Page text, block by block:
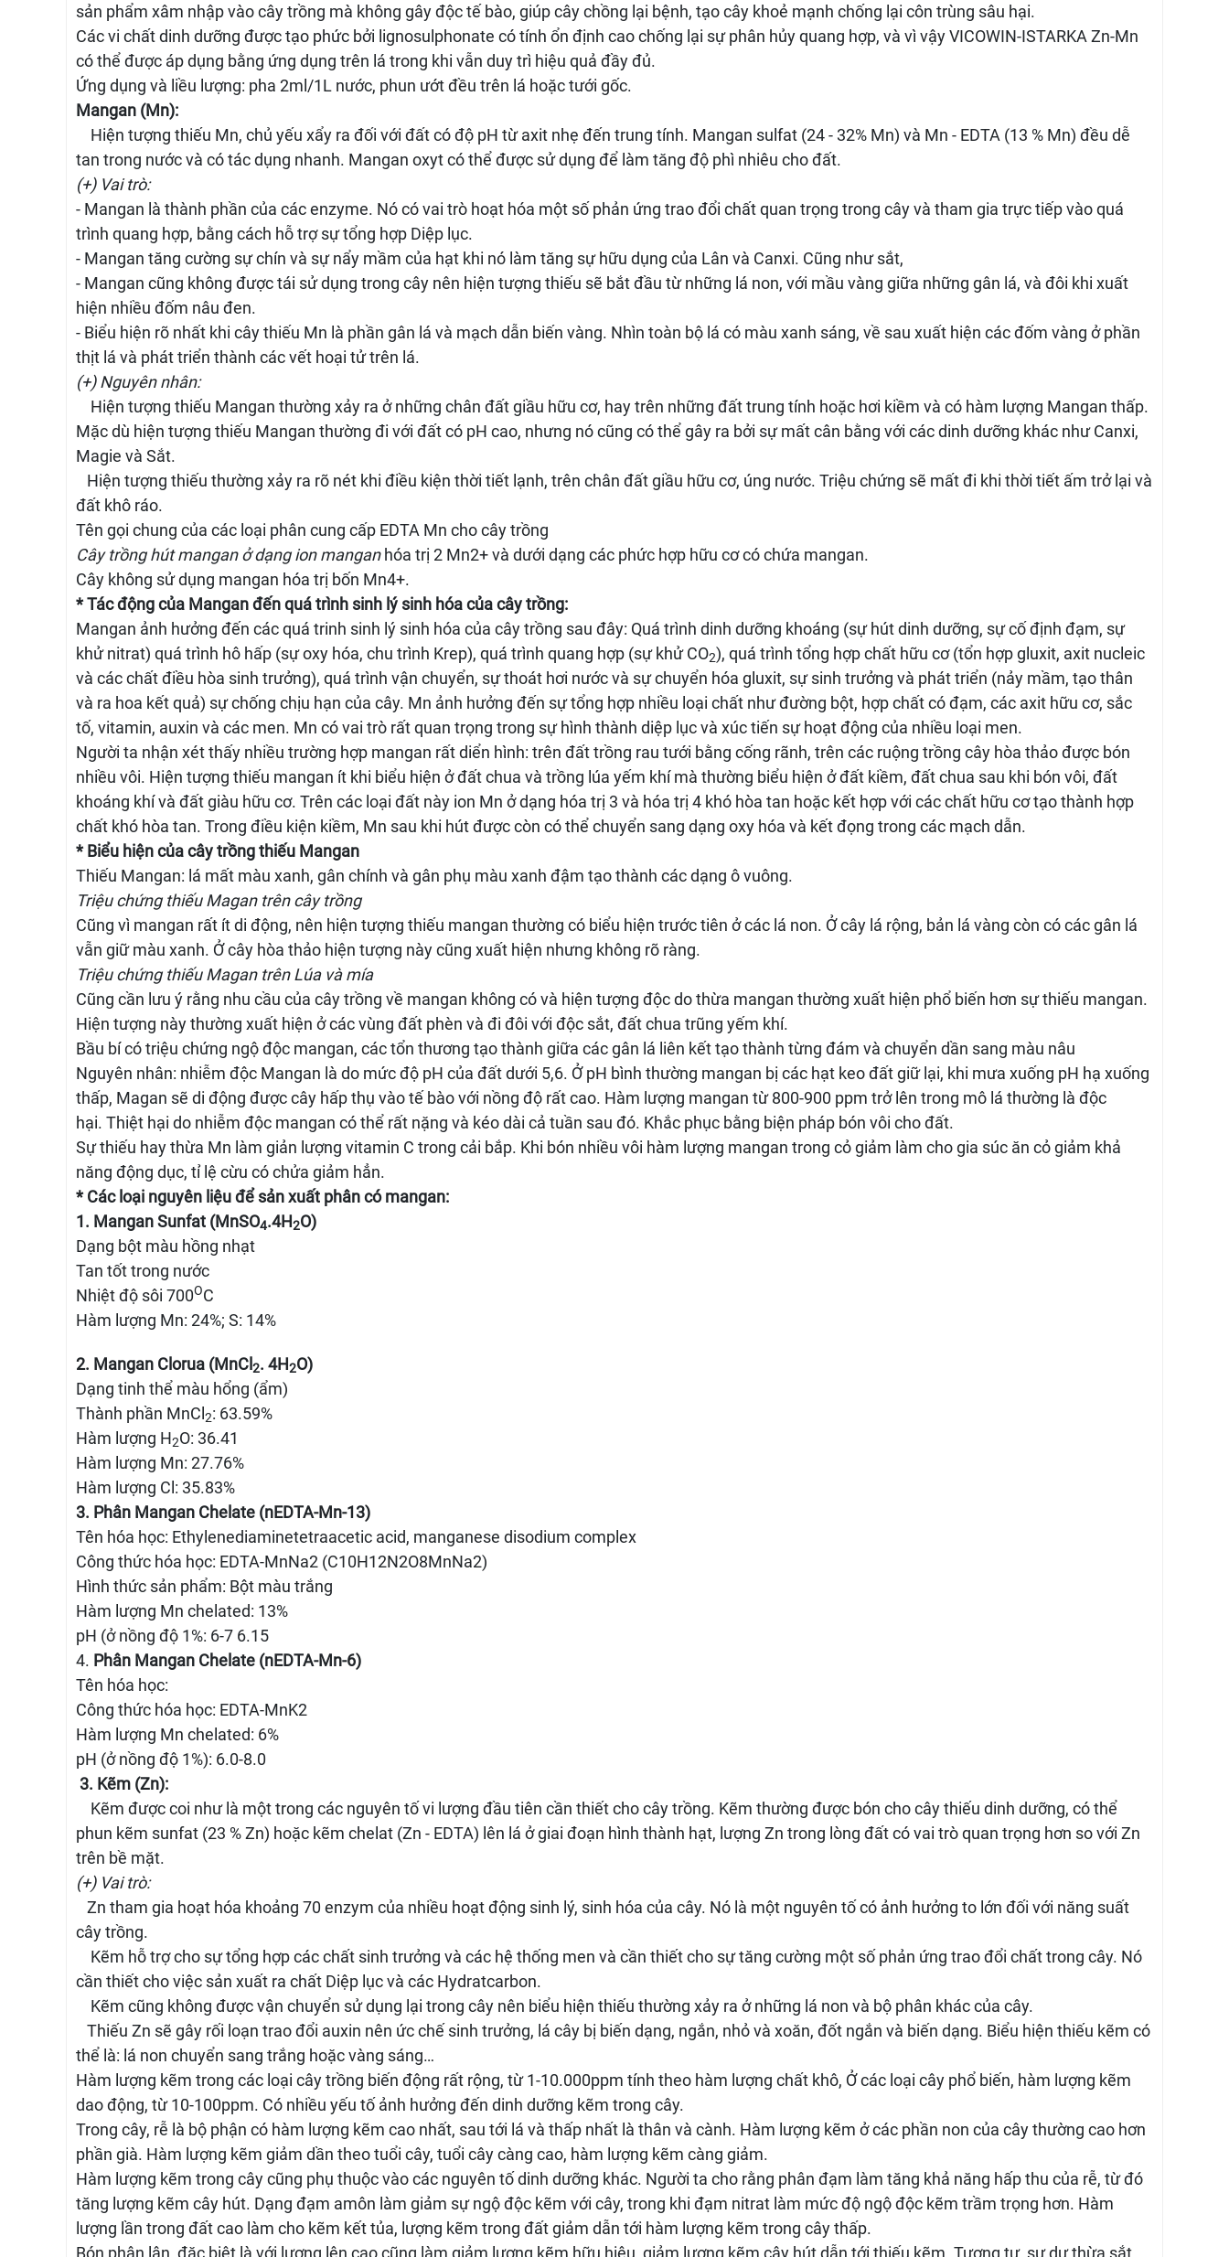
sản phẩm xâm nhập vào cây trồng mà không gây độc tế bào, giúp cây chồng lại bệnh, tạo cây khoẻ mạnh chống lại côn trùng sâu hại.
Các vi chất dinh dưỡng được tạo phức bởi lignosulphonate có tính ổn định cao chống lại sự phân hủy quang hợp, và vì vậy VICOWIN-ISTARKA Zn-Mn
có thể được áp dụng bằng ứng dụng trên lá trong khi vẫn duy trì hiệu quả đầy đủ.
Ứng dụng và liều lượng: pha 2ml/1L nước, phun ướt đều trên lá hoặc tưới gốc.
Mangan (Mn):
Hiện tượng thiếu Mn, chủ yếu xẩy ra đối với đất có độ pH từ axit nhẹ đến trung tính. Mangan sulfat (24 - 32% Mn) và Mn - EDTA (13 % Mn) đều dễ
tan trong nước và có tác dụng nhanh. Mangan oxyt có thể được sử dụng để làm tăng độ phì nhiêu cho đất.
(+) Vai trò:
- Mangan là thành phần của các enzyme. Nó có vai trò hoạt hóa một số phản ứng trao đổi chất quan trọng trong cây và tham gia trực tiếp vào quá
trình quang hợp, bằng cách hỗ trợ sự tổng hợp Diệp lục.
- Mangan tăng cường sự chín và sự nẩy mầm của hạt khi nó làm tăng sự hữu dụng của Lân và Canxi. Cũng như sắt,
- Mangan cũng không được tái sử dụng trong cây nên hiện tượng thiếu sẽ bắt đầu từ những lá non, với mầu vàng giữa những gân lá, và đôi khi xuất
hiện nhiều đốm nâu đen.
- Biểu hiện rõ nhất khi cây thiếu Mn là phần gân lá và mạch dẫn biến vàng. Nhìn toàn bộ lá có màu xanh sáng, về sau xuất hiện các đốm vàng ở phần
thịt lá và phát triển thành các vết hoại tử trên lá.
(+) Nguyên nhân:
Hiện tượng thiếu Mangan thường xảy ra ở những chân đất giầu hữu cơ, hay trên những đất trung tính hoặc hơi kiềm và có hàm lượng Mangan thấp.
Mặc dù hiện tượng thiếu Mangan thường đi với đất có pH cao, nhưng nó cũng có thể gây ra bởi sự mất cân bằng với các dinh dưỡng khác như Canxi,
Magie và Sắt.
Hiện tượng thiếu thường xảy ra rõ nét khi điều kiện thời tiết lạnh, trên chân đất giầu hữu cơ, úng nước. Triệu chứng sẽ mất đi khi thời tiết ấm trở lại và
đất khô ráo.
Tên gọi chung của các loại phân cung cấp EDTA Mn cho cây trồng
Cây trồng hút mangan ở dạng ion manganhóa trị 2 Mn2+ và dưới dạng các phức hợp hữu cơ có chứa mangan.
Cây không sử dụng mangan hóa trị bốn Mn4+.
* Tác động của Mangan đến quá trình sinh lý sinh hóa của cây trồng:
Mangan ảnh hưởng đến các quá trinh sinh lý sinh hóa của cây trồng sau đây: Quá trình dinh dưỡng khoáng (sự hút dinh dưỡng, sự cố định đạm, sự
khử nitrat) quá trình hô hấp (sự oxy hóa, chu trình Krep), quá trình quang hợp (sự khử CO2), quá trình tổng hợp chất hữu cơ (tổn hợp gluxit, axit nucleic
và các chất điều hòa sinh trưởng), quá trình vận chuyển, sự thoát hơi nước và sự chuyển hóa gluxit, sự sinh trưởng và phát triển (nảy mầm, tạo thân
và ra hoa kết quả) sự chống chịu hạn của cây. Mn ảnh hưởng đến sự tổng hợp nhiều loại chất như đường bột, hợp chất có đạm, các axit hữu cơ, sắc
tố, vitamin, auxin và các men. Mn có vai trò rất quan trọng trong sự hình thành diệp lục và xúc tiến sự hoạt động của nhiều loại men.
Người ta nhận xét thấy nhiều trường hợp mangan rất diển hình: trên đất trồng rau tưới bằng cống rãnh, trên các ruộng trồng cây hòa thảo được bón
nhiều vôi. Hiện tượng thiếu mangan ít khi biểu hiện ở đất chua và trồng lúa yếm khí mà thường biểu hiện ở đất kiềm, đất chua sau khi bón vôi, đất
khoáng khí và đất giàu hữu cơ. Trên các loại đất này ion Mn ở dạng hóa trị 3 và hóa trị 4 khó hòa tan hoặc kết hợp với các chất hữu cơ tạo thành hợp
chất khó hòa tan. Trong điều kiện kiềm, Mn sau khi hút được còn có thể chuyển sang dạng oxy hóa và kết đọng trong các mạch dẫn.
* Biểu hiện của cây trồng thiếu Mangan
Thiếu Mangan: lá mất màu xanh, gân chính và gân phụ màu xanh đậm tạo thành các dạng ô vuông.
Triệu chứng thiếu Magan trên cây trồng
Cũng vì mangan rất ít di động, nên hiện tượng thiếu mangan thường có biểu hiện trước tiên ở các lá non. Ở cây lá rộng, bản lá vàng còn có các gân lá
vẫn giữ màu xanh. Ở cây hòa thảo hiện tượng này cũng xuất hiện nhưng không rõ ràng.
Triệu chứng thiếu Magan trên Lúa và mía
Cũng cần lưu ý rằng nhu cầu của cây trồng về mangan không có và hiện tượng độc do thừa mangan thường xuất hiện phổ biến hơn sự thiếu mangan.
Hiện tượng này thường xuất hiện ở các vùng đất phèn và đi đôi với độc sắt, đất chua trũng yếm khí.
Bầu bí có triệu chứng ngộ độc mangan, các tổn thương tạo thành giữa các gân lá liên kết tạo thành từng đám và chuyển dần sang màu nâu
Nguyên nhân: nhiễm độc Mangan là do mức độ pH của đất dưới 5,6. Ở pH bình thường mangan bị các hạt keo đất giữ lại, khi mưa xuống pH hạ xuống
thấp, Magan sẽ di động được cây hấp thụ vào tế bào với nồng độ rất cao. Hàm lượng mangan từ 800-900 ppm trở lên trong mô lá thường là độc
hại. Thiệt hại do nhiễm độc mangan có thể rất nặng và kéo dài cả tuần sau đó. Khắc phục bằng biện pháp bón vôi cho đất.
Sự thiếu hay thừa Mn làm giản lượng vitamin C trong cải bắp. Khi bón nhiều vôi hàm lượng mangan trong cỏ giảm làm cho gia súc ăn cỏ giảm khả
năng động dục, tỉ lệ cừu có chửa giảm hẳn.
* Các loại nguyên liệu để sản xuất phân có mangan:
1. Mangan Sunfat (MnSO4.4H2O)
Dạng bột màu hồng nhạt
Tan tốt trong nước
Nhiệt độ sôi 700OC
Hàm lượng Mn: 24%; S: 14%
2. Mangan Clorua (MnCl 2. 4H2O)
Dạng tinh thể màu hổng (ẩm)
Thành phần MnCl 2: 63.59%
Hàm lượng H2O: 36.41
Hàm lượng Mn: 27.76%
Hàm lượng Cl: 35.83%
3. Phân Mangan Chelate (nEDTA-Mn-13)
Tên hóa học: Ethylenediaminetetraacetic acid, manganese disodium complex
Công thức hóa học: EDTA-MnNa2 (C10H12N2O8MnNa2)
Hình thức sản phẩm: Bột màu trắng
Hàm lượng Mn chelated: 13%
pH (ở nồng độ 1%: 6-7 6.15
4. Phân Mangan Chelate (nEDTA-Mn-6)
Tên hóa học:
Công thức hóa học: EDTA-MnK2
Hàm lượng Mn chelated: 6%
pH (ở nồng độ 1%): 6.0-8.0
3. Kẽm (Zn):
Kẽm được coi như là một trong các nguyên tố vi lượng đầu tiên cần thiết cho cây trồng. Kẽm thường được bón cho cây thiếu dinh dưỡng, có thể
phun kẽm sunfat (23 % Zn) hoặc kẽm chelat (Zn - EDTA) lên lá ở giai đoạn hình thành hạt, lượng Zn trong lòng đất có vai trò quan trọng hơn so với Zn
trên bề mặt.
(+) Vai trò:
Zn tham gia hoạt hóa khoảng 70 enzym của nhiều hoạt động sinh lý, sinh hóa của cây. Nó là một nguyên tố có ảnh hưởng to lớn đối với năng suất
cây trồng.
Kẽm hỗ trợ cho sự tổng hợp các chất sinh trưởng và các hệ thống men và cần thiết cho sự tăng cường một số phản ứng trao đổi chất trong cây. Nó
cần thiết cho việc sản xuất ra chất Diệp lục và các Hydratcarbon.
Kẽm cũng không được vận chuyển sử dụng lại trong cây nên biểu hiện thiếu thường xảy ra ở những lá non và bộ phân khác của cây.
Thiếu Zn sẽ gây rối loạn trao đổi auxin nên ức chế sinh trưởng, lá cây bị biến dạng, ngắn, nhỏ và xoăn, đốt ngắn và biến dạng. Biểu hiện thiếu kẽm có
thể là: lá non chuyển sang trắng hoặc vàng sáng…
Hàm lượng kẽm trong các loại cây trồng biến động rất rộng, từ 1-10.000ppm tính theo hàm lượng chất khô, Ở các loại cây phổ biến, hàm lượng kẽm
dao động, từ 10-100ppm. Có nhiều yếu tố ảnh hưởng đến dinh dưỡng kẽm trong cây.
Trong cây, rễ là bộ phận có hàm lượng kẽm cao nhất, sau tới lá và thấp nhất là thân và cành. Hàm lượng kẽm ở các phần non của cây thường cao hơn
phần già. Hàm lượng kẽm giảm dần theo tuổi cây, tuổi cây càng cao, hàm lượng kẽm càng giảm.
Hàm lượng kẽm trong cây cũng phụ thuộc vào các nguyên tố dinh dưỡng khác. Người ta cho rằng phân đạm làm tăng khả năng hấp thu của rễ, từ đó
tăng lượng kẽm cây hút. Dạng đạm amôn làm giảm sự ngộ độc kẽm với cây, trong khi đạm nitrat làm mức độ ngộ độc kẽm trầm trọng hơn. Hàm
lượng lần trong đất cao làm cho kẽm kết tủa, lượng kẽm trong đất giảm dẫn tới hàm lượng kẽm trong cây thấp.
Bón phân lân, đặc biệt là với lượng lên cao cũng làm giảm lượng kẽm hữu hiệu, giảm lượng kẽm cây hút dẫn tới thiếu kẽm. Tương tự, sự dư thừa sắt